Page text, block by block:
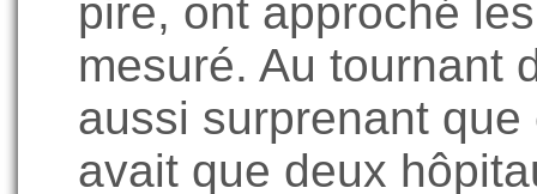
pire, ont approché
mesuré. Au tournant
aussi surprenant que
avait que deux